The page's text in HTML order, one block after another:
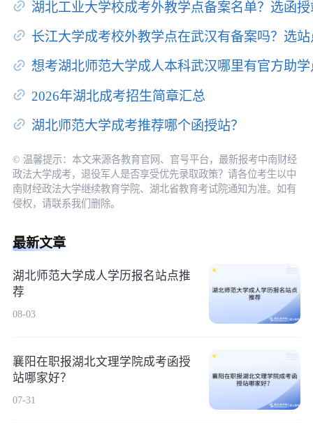
湖北工业大学校成考外教学点备案名单？选函
长江大学成考校外教学点在武汉有备案吗？选
想考湖北师范大学成人本科武汉哪里有官方助
2026年湖北成考招生简章汇总
湖北师范大学成考推荐哪个函授站？
© 温馨提示：本文来源各教育官网、官号平台，最新报考中南财经
政法大学成考，退役军人是否享受优先录取政策？请各位考生以中
南财经政法大学继续教育学院、湖北省教育考试院通知为准。如有
侵权，请联系我们删除。
最新文章
湖北师范大学成人学历报名站点推
荐
08-03
襄阳在职报湖北文理学院成考函授
站哪家好？
07-31